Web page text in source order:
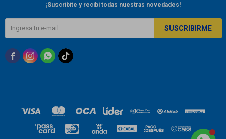
¡Suscribite y recibí todas nuestras novedades!
SUSCRIBIRME
  